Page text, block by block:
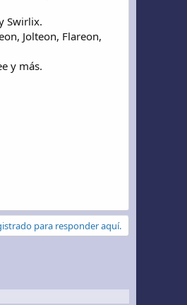
Swirlix.
Jolteon, Flareon,
y más.
para responder aquí.